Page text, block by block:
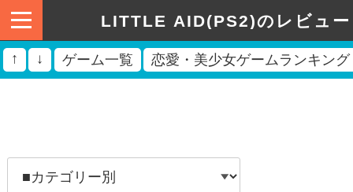
LITTLE AID(PS2)のレビュー
↑ ↓ ゲーム一覧 恋愛・美少女ゲームランキング